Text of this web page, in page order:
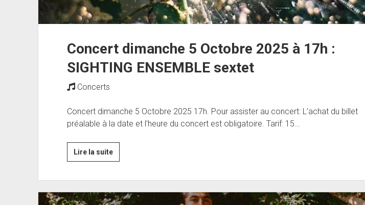
Concert dimanche 5 Octobre 2025 à 17h :
SIGHTING ENSEMBLE sextet
Concerts
Concert dimanche 5 Octobre 2025 17h. Pour assister au concert: L’achat du billet
préalable à la date et l’heure du concert est obligatoire. Tarif: 15…
Lire la suiteConcert
dimanche
2025